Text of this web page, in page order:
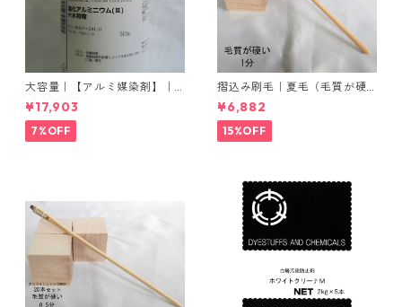
大容量｜【アルミ媒染剤】｜5
00g−5本入り｜塩化アルミニ
ウム
¥17,903
7%OFF
摺込み刷毛｜夏毛（毛質が硬
い）1分｜16本入り＊1セット
¥6,882
15%OFF